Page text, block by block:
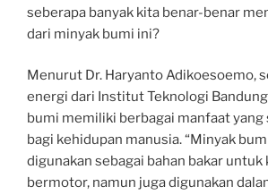
seberapa banyak kita benar-benar
dari minyak bumi ini?
Menurut Dr. Haryanto Adikoesoemo,
energi dari Institut Teknologi Bandung
bumi memiliki berbagai manfaat
bagi kehidupan manusia. “Minyak
digunakan sebagai bahan bakar untuk
bermotor, namun juga digunakan